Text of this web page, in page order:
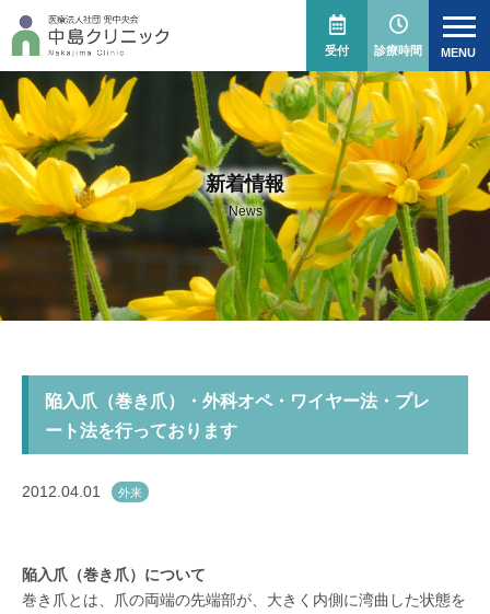
受付 診療時間
新着情報
News
陥入爪（巻き爪）・外科オペ・ワイヤー法・プレ
ート法を行っております
2012.04.01 外来
陥入爪（巻き爪）について
巻き爪とは、爪の両端の先端部が、大きく内側に湾曲した状態を